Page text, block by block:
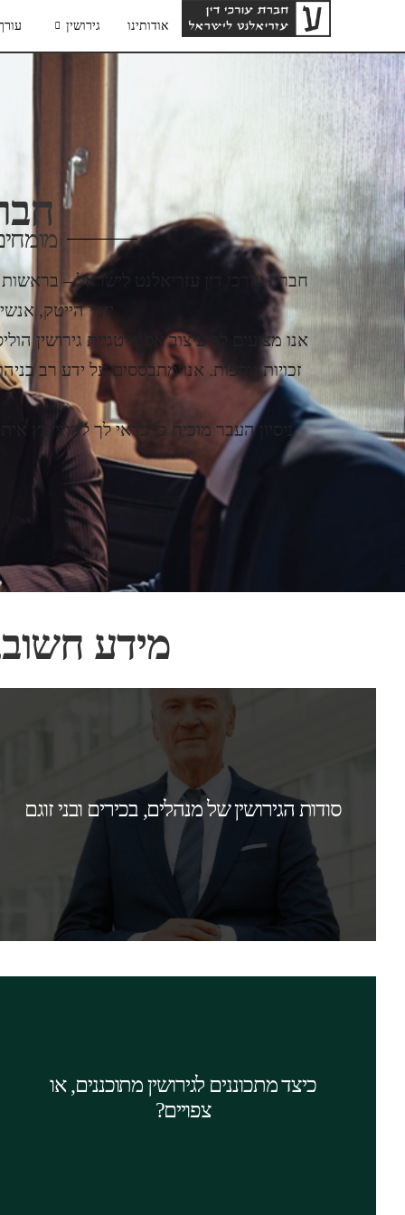
אודותינו גירושין
יזמי הייטק,
אנו מציעים לך עיצוב אסטרטגיית גירושין
ניסיון העבר מוכיח כי כדאי לך להתייעץ
מידע
סודות הגירושין של מנהלים, בכירים ובני זוגם
סודות הגירושין של מנהלים, בכירים ובני זוגם
נכסי קריירה מרובים ועוד, הופכים את הגירושין
של מנהלים לגירושין מורכבים. כדאי לך להתכונן
לגירושין מבעוד יום, בעזרת עו"ד גירושין המתמחה
בגירושין של מנהלים.
המשך קריאה
כיצד מתכוננים לגירושין מתוכננים, או
צפויים?
מכם, שמתכנן להתגרש ומכין את הגירושין בחשאי.
כדי לא להפסיד, כדאי לך להתייעץ מראש עם
עורך דין גירושין, ויפה שעה אחת קודם.